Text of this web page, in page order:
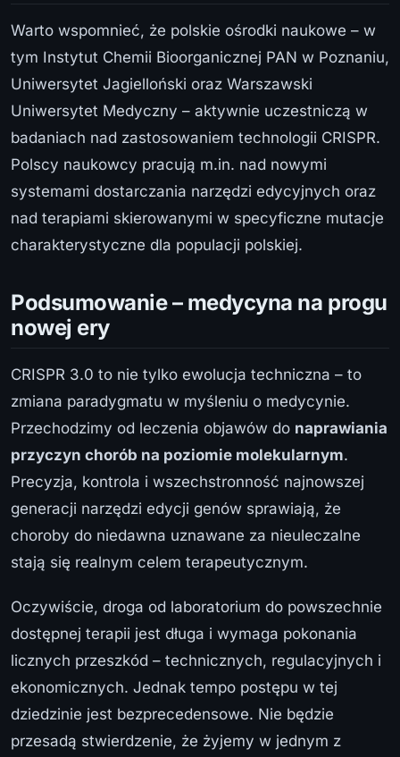
Warto wspomnieć, że polskie ośrodki naukowe – w
tym Instytut Chemii Bioorganicznej PAN w Poznaniu,
Uniwersytet Jagielloński oraz Warszawski
Uniwersytet Medyczny – aktywnie uczestniczą w
badaniach nad zastosowaniem technologii CRISPR.
Polscy naukowcy pracują m.in. nad nowymi
systemami dostarczania narzędzi edycyjnych oraz
nad terapiami skierowanymi w specyficzne mutacje
charakterystyczne dla populacji polskiej.
Podsumowanie – medycyna na progu
nowej ery
CRISPR 3.0 to nie tylko ewolucja techniczna – to
zmiana paradygmatu w myśleniu o medycynie.
Przechodzimy od leczenia objawów do naprawiania
przyczyn chorób na poziomie molekularnym.
Precyzja, kontrola i wszechstronność najnowszej
generacji narzędzi edycji genów sprawiają, że
choroby do niedawna uznawane za nieuleczalne
stają się realnym celem terapeutycznym.
Oczywiście, droga od laboratorium do powszechnie
dostępnej terapii jest długa i wymaga pokonania
licznych przeszkód – technicznych, regulacyjnych i
ekonomicznych. Jednak tempo postępu w tej
dziedzinie jest bezprecedensowe. Nie będzie
przesadą stwierdzenie, że żyjemy w jednym z